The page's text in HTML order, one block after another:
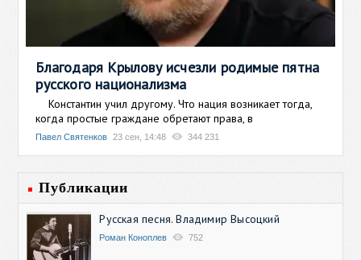
Благодаря Крылову исчезли родимые пятна
русского национализма
Константин учил другому. Что нация возникает тогда,
когда простые граждане обретают права, в
Павел Святенков 23 сен, 14:48 344 231
Публикации
Русская песня. Владимир Высоцкий
Роман Коноплев 752